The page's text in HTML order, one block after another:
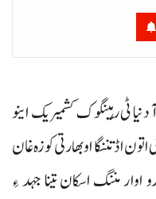
ٹی رہینگوک کشمیریک اینو
اڈتننگا او بھارتی کوزہ غان
اوار مننگ اسکان تینا جہد ءِ